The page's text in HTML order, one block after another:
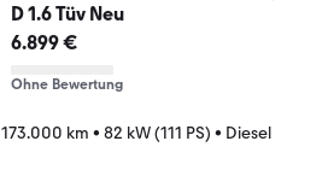
D 1.6 Tüv Neu
6.899 €
Ohne Bewertung
173.000 km • 82 kW (111 PS) • Diesel